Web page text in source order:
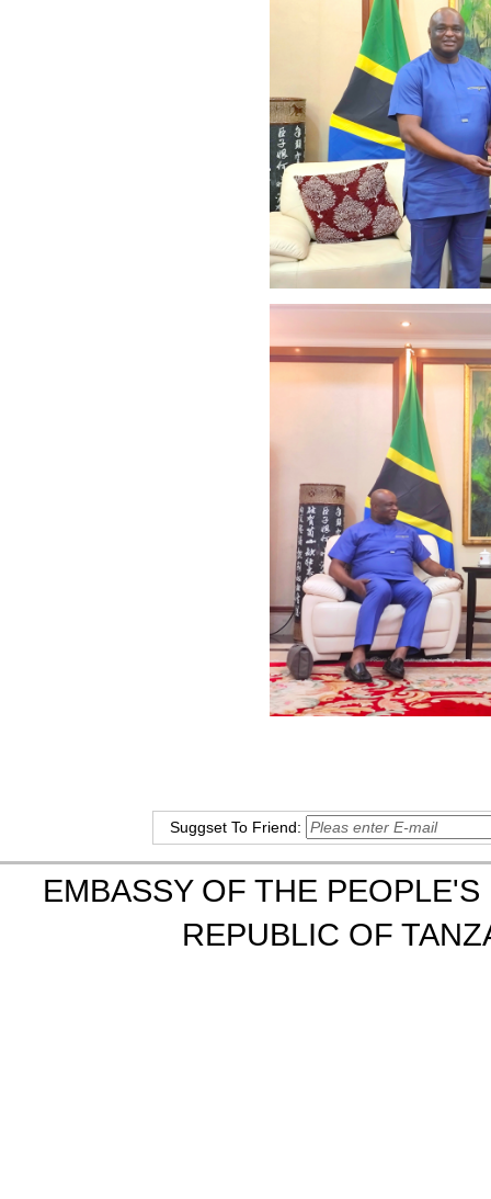
Suggset To Friend:
EMBASSY OF THE
REPUBLIC OF